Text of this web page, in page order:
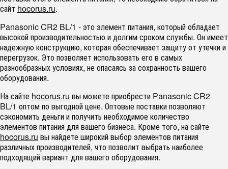
сайт hocorus.ru.
Panasonic CR2 BL/1 - это элемент питания, который обладает
высокой производительностью и долгим сроком службы. Он имеет
надежную конструкцию, которая обеспечивает защиту от утечки и
перегрузок. Это позволяет использовать его в самых
разнообразных условиях, не опасаясь за сохранность вашего
оборудования.
На сайте hocorus.ru вы можете приобрести Panasonic CR2
BL/1 оптом по выгодной цене. Оптовые поставки позволяют
сэкономить деньги и получить необходимое количество
элементов питания для вашего бизнеса. Кроме того, на сайте
hocorus.ru вы найдете широкий выбор элементов питания
различных производителей, что позволит выбрать наиболее
подходящий вариант для вашего оборудования.